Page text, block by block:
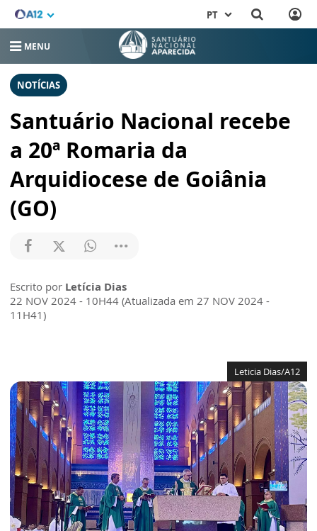
PT
MENU
NOTÍCIAS
Santuário Nacional recebe
a 20ª Romaria da
Arquidiocese de Goiânia
(GO)
Escrito por Letícia Dias
22 NOV 2024 - 10H44 (Atualizada em 27 NOV 2024 -
11H41)
Leticia Dias/A12